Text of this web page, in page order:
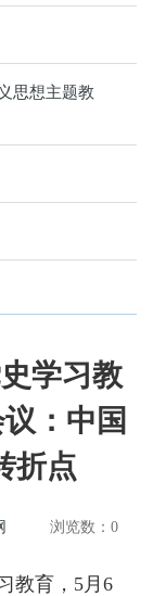
思想主题教
学习教
：中国
折点
浏览数： 0
教育，5月6